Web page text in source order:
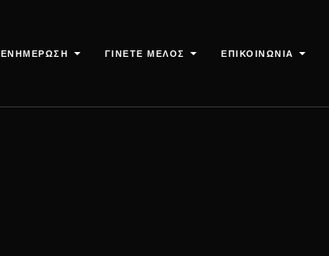
ΕΝΗΜΕΡΩΣΗ ΓΙΝΕΤΕ ΜΕΛΟΣ ΕΠΙΚΟΙΝΩΝΙΑ